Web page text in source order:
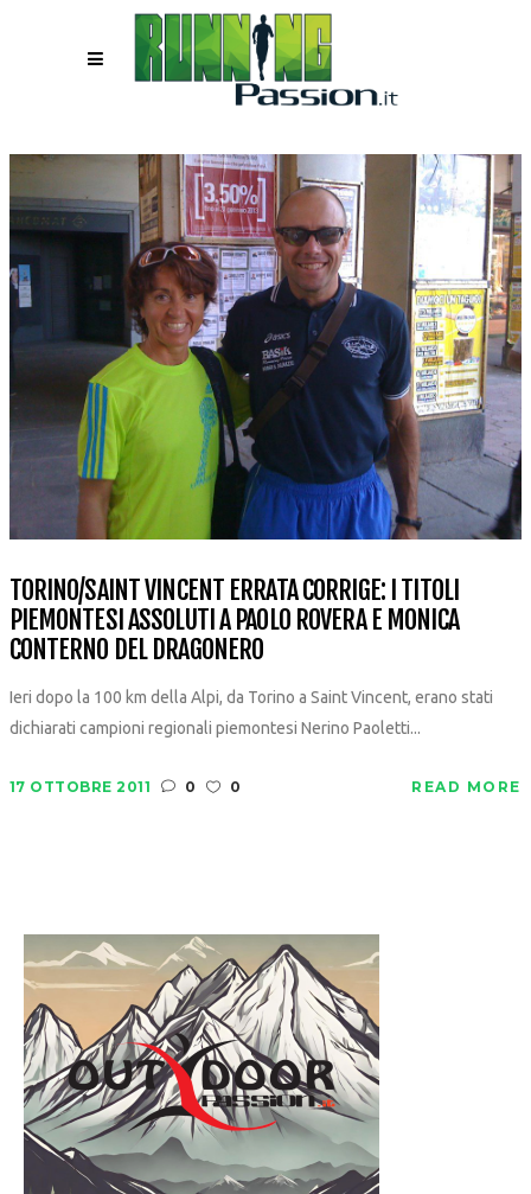
TORINO/SAINT VINCENT ERRATA CORRIGE: I TITOLI
PIEMONTESI ASSOLUTI A PAOLO ROVERA E MONICA
CONTERNO DEL DRAGONERO
Ieri dopo la 100 km della Alpi, da Torino a Saint Vincent, erano stati
dichiarati campioni regionali piemontesi Nerino Paoletti...
17 OTTOBRE 2011 0 0 READ MORE